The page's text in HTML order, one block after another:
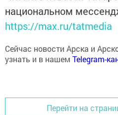
национальном
https://max.ru/tatmedia
Сейчас новости Арска и
узнать и в нашемTelegram-
Перейти на